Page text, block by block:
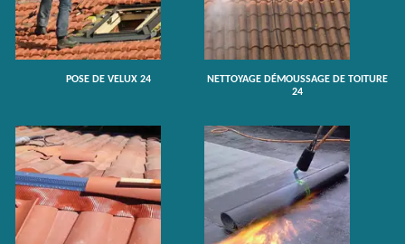
POSE DE VELUX 24
NETTOYAGE DÉMOUSSAGE DE TOITURE
24